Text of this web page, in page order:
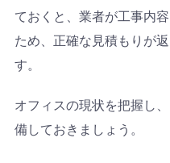
ておくと、業者が工事内
ため、正確な見積もりが
す。
オフィスの現状を把握し
備しておきましょう。